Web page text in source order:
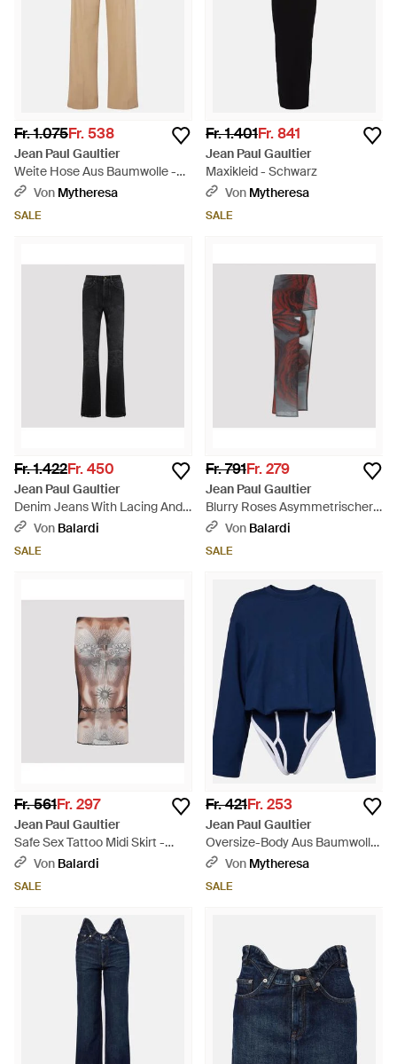
Fr. 1.075Fr. 538
Jean Paul Gaultier
Weite Hose Aus Baumwolle -
Natur
Von Mytheresa
SALE
Fr. 1.401Fr. 841
Jean Paul Gaultier
Maxikleid - Schwarz
Von Mytheresa
SALE
Fr. 1.422Fr. 450
Jean Paul Gaultier
Denim Jeans With Lacing And
Knee Bonding Detail - Schwarz
Von Balardi
SALE
Fr. 791Fr. 279
Jean Paul Gaultier
Blurry Roses Asymmetrischer
Midirock - Braun
Von Balardi
SALE
Fr. 561Fr. 297
Jean Paul Gaultier
Safe Sex Tattoo Midi Skirt -
GrauVon Balardi
SALE
Fr. 421Fr. 253
Jean Paul Gaultier
Oversize-Body Aus Baumwolle
- Blau
Von Mytheresa
SALE